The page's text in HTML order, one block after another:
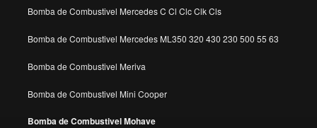
Bomba de Combustivel Mercedes C Cl Clc Clk Cls
Bomba de Combustivel Mercedes ML350 320 430 230 500 55 63
Bomba de Combustivel Meriva
Bomba de Combustivel Mini Cooper
Bomba de Combustivel Mohave